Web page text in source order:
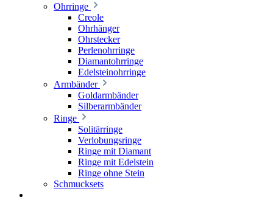
Ohrringe
Creole
Ohrhänger
Ohrstecker
Perlenohrringe
Diamantohrringe
Edelsteinohrringe
Armbänder
Goldarmbänder
Silberarmbänder
Ringe
Solitärringe
Verlobungsringe
Ringe mit Diamant
Ringe mit Edelstein
Ringe ohne Stein
Schmucksets